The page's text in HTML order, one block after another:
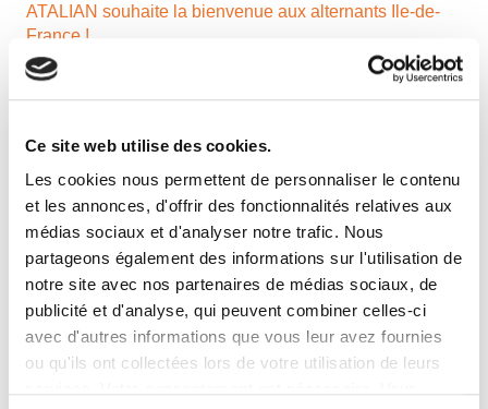
Ce site web utilise des cookies.
Les cookies nous permettent de personnaliser le contenu
et les annonces, d'offrir des fonctionnalités relatives aux
médias sociaux et d'analyser notre trafic. Nous
partageons également des informations sur l'utilisation de
notre site avec nos partenaires de médias sociaux, de
publicité et d'analyse, qui peuvent combiner celles-ci
avec d'autres informations que vous leur avez fournies
ou qu'ils ont collectées lors de votre utilisation de leurs
ATALIAN souhaite la bienvenue aux alternants Ile-de-
France !
d’ATALIAN
ATALIAN assure la sécurité en gare pour la Coupe du
Monde de Rugby
ATALIAN était présent au forum L4M de Cherbourg